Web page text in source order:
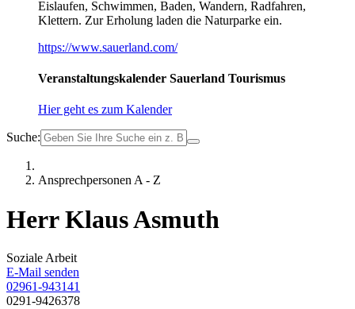
Eislaufen, Schwimmen, Baden, Wandern, Radfahren,
Klettern. Zur Erholung laden die Naturparke ein.
https://www.sauerland.com/
Veranstaltungskalender Sauerland Tourismus
Hier geht es zum Kalender
Suche:
Ansprechpersonen A - Z
Herr Klaus Asmuth
Soziale Arbeit
E-Mail senden
02961-943141
0291-9426378